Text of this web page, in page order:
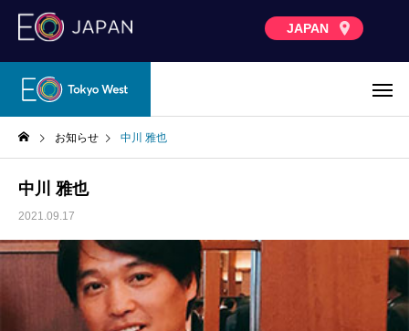
JAPAN
お知らせ 中川 雅也
中川 雅也
2021.09.17